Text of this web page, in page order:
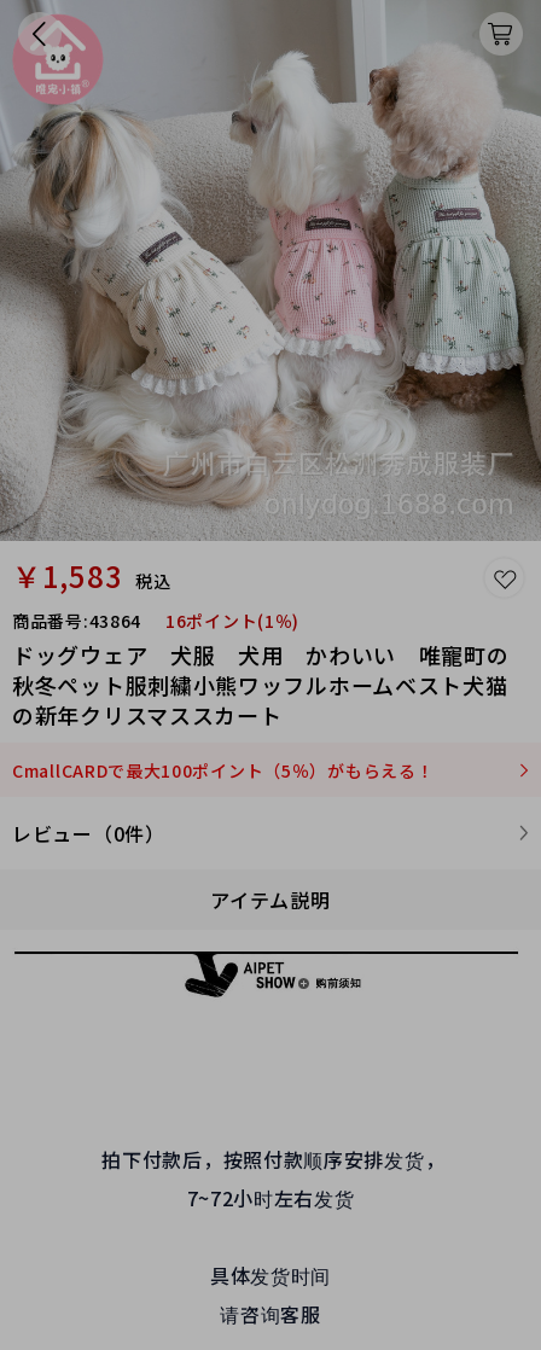
￥1,583
税込
商品番号:43864 16ポイント(1％)
ドッグウェア 犬服 犬用 かわいい 唯寵町の
秋冬ペット服刺繍小熊ワッフルホームベスト犬猫
の新年クリスマススカート
CmallCARDで最大100ポイント（5％）がもらえる！
レビュー（0件）
アイテム説明
拍下付款后，按照付款顺序安排发货，
7~72小时左右发货
具体发货时间
请咨询客服